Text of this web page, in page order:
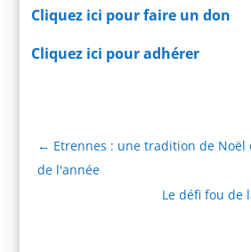
Cliquez ici pour faire un don
Cliquez ici pour adhérer
← Etrennes : une tradition de
de l'année
Le défi fou de